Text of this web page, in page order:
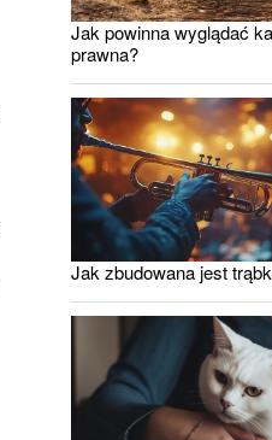
Jak powinna wyglądać
prawna?
Jak zbudowana jest